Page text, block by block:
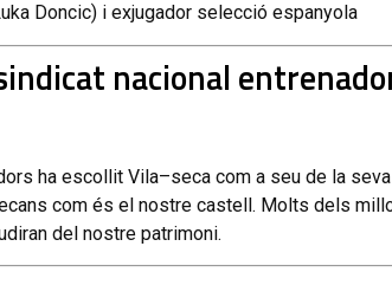
Doncic) i exjugador selecció espanyola
nacional
ha escollit Vila–seca com a seu de la seva
com és el nostre castell. Molts dels
del nostre patrimoni.